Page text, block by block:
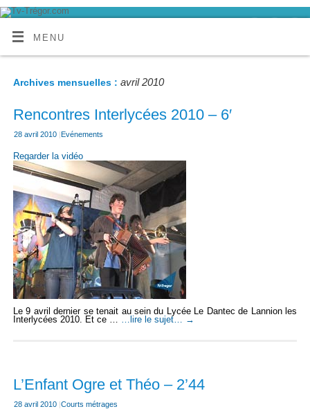
MENU
Archives mensuelles : avril 2010
Rencontres Interlycées 2010 – 6′
28 avril 2010 |Evénements
Regarder la vidéo
Le 9 avril dernier se tenait au sein du Lycée Le Dantec de Lannion les
Interlycées 2010. Et ce … …lire le sujet… →
L’Enfant Ogre et Théo – 2’44
28 avril 2010 |Courts métrages